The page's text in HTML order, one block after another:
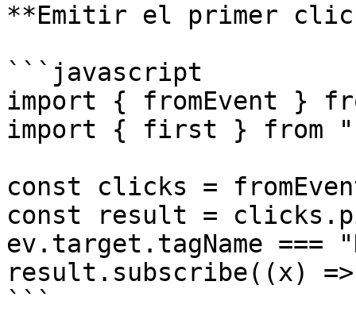
**Emitir el primer
```javascript
import { fromEvent }
import { first } from
const clicks =
const result =
ev.target.tagName ===
result.subscribe((x)
```